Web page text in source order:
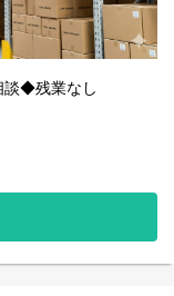
は本社へのキャリア
◆残業なし
当
フォークリフトの